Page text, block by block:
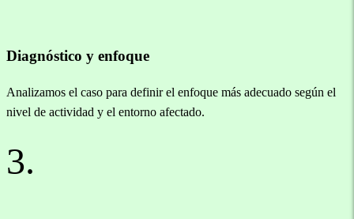
Diagnóstico y enfoque
Analizamos el caso para definir el enfoque más adecuado según el
nivel de actividad y el entorno afectado.
3.